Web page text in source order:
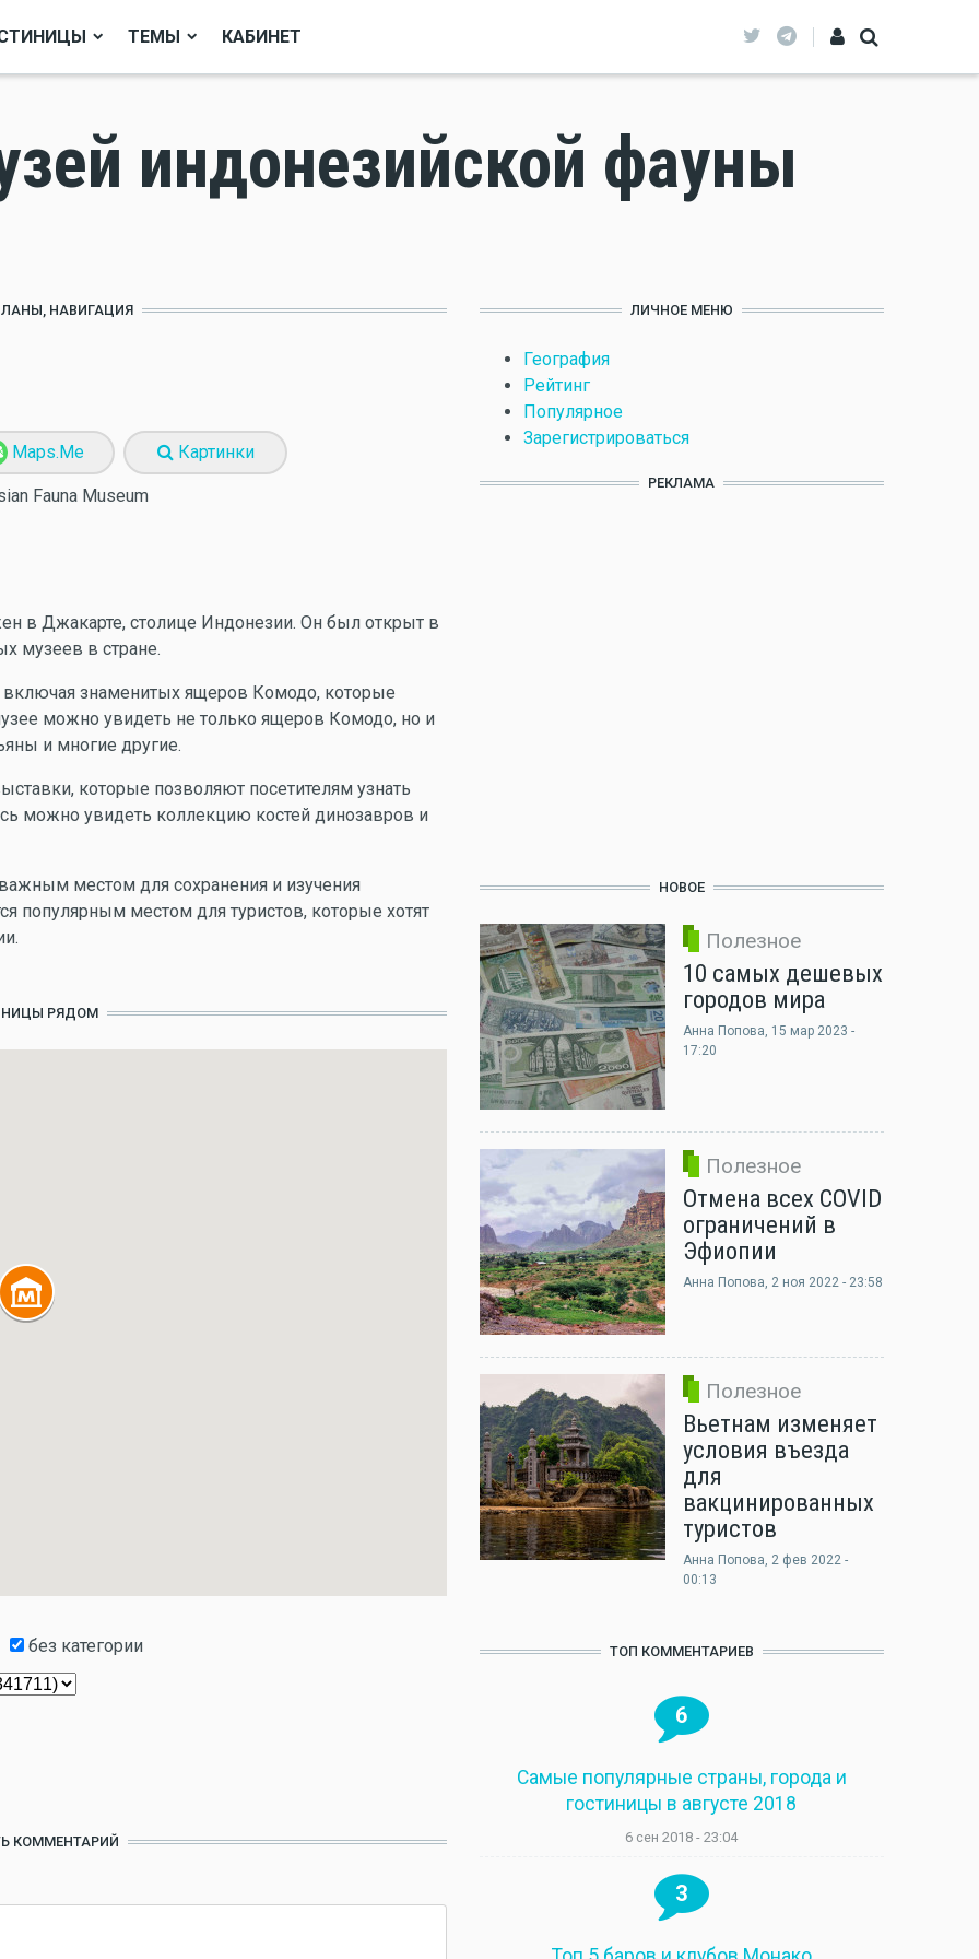
ТЕМЫ КАБИНЕТ
индонезийской фауны
НАВИГАЦИЯ
Maps.Me Картинки
Fauna Museum
в Джакарте, столице Индонезии. Он был открыт в
музеев в стране.
знаменитых ящеров Комодо, которые
можно увидеть не только ящеров Комодо, но и
и многие другие.
которые позволяют посетителям узнать
можно увидеть коллекцию костей динозавров и
местом для сохранения и изучения
популярным местом для туристов, которые хотят
РЯДОМ
без категории
КОММЕНТАРИЙ
ЛИЧНОЕ МЕНЮ
География
Рейтинг
Популярное
Зарегистрироваться
РЕКЛАМА
НОВОЕ
Полезное
10 самых дешевых
городов мира
Анна Попова, 15 мар 2023 -
17:20
Полезное
Отмена всех COVID
ограничений в
Эфиопии
Анна Попова, 2 ноя 2022 - 23:58
Полезное
Вьетнам изменяет
условия въезда
для
вакцинированных
туристов
Анна Попова, 2 фев 2022 -
00:13
ТОП КОММЕНТАРИЕВ
6
Самые популярные страны, города и
гостиницы в августе 2018
6 сен 2018 - 23:04
3